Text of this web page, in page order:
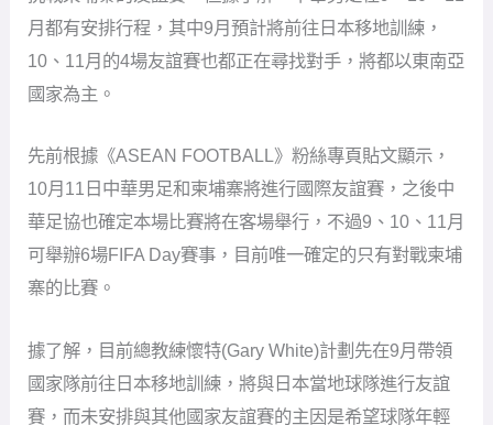
月都有安排行程，其中9月預計將前往日本移地訓練，
10、11月的4場友誼賽也都正在尋找對手，將都以東南亞
國家為主。
先前根據《ASEAN FOOTBALL》粉絲專頁貼文顯示，
10月11日中華男足和柬埔寨將進行國際友誼賽，之後中
華足協也確定本場比賽將在客場舉行，不過9、10、11月
可舉辦6場FIFA Day賽事，目前唯一確定的只有對戰柬埔
寨的比賽。
據了解，目前總教練懷特(Gary White)計劃先在9月帶領
國家隊前往日本移地訓練，將與日本當地球隊進行友誼
賽，而未安排與其他國家友誼賽的主因是希望球隊年輕